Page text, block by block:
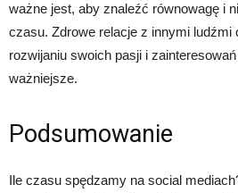
ważne jest, aby znaleźć równowagę i
czasu. Zdrowe relacje z innymi ludźmi
rozwijaniu swoich pasji i
ważniejsze.
Podsumowanie
Ile czasu spędzamy na social